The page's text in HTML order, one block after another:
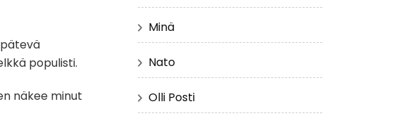
populisti.
näkee minut
Minä
Nato
Olli Posti